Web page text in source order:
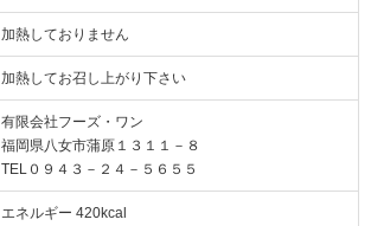
加熱しておりません
加熱してお召し上がり下さい
有限会社フーズ・ワン
福岡県八女市蒲原１３１１－８
TEL０９４３－２４－５６５５
エネルギー 420kcal